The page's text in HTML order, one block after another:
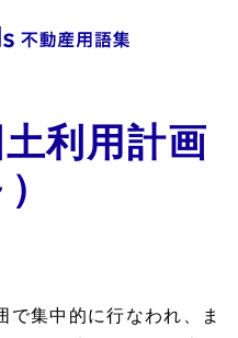
利用計画
で集中的に行なわれ、ま